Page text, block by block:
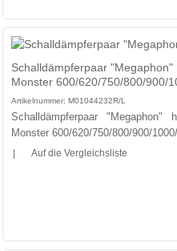
Schalldämpferpaar
Monster 600/620/750/800/900/
Artikelnummer: M01044232R/L
Schalldämpferpaar
Monster 600/620/750/800/900/
Auf die Vergleichsliste